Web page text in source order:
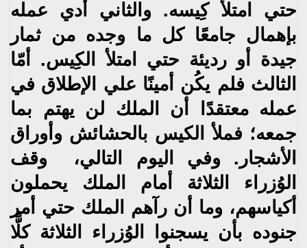
حتي امتلأ كِيسه‮. ‬والثاني أدي عمله
بإهمال جامعًا كل ما وجده من ثمار
جيدة أو رديئة حتي امتلأ الكِيس‮. ‬أمّا
الثالث فلم‮ ‬يكُن أمينًا علي الإطلاق في
عمله معتقدًا أن الملك لن‮ ‬يهتم بما
جمعه؛ فملأ الكيس بالحشائش وأوراق
الأشجار‮. ‬وفي اليوم التالي،‮ ‬ وقف
الوُزراء الثلاثة أمام‮ ‬الملك‮ ‬يحملون
أكياسهم،‮ ‬وما أن رآهم الملك حتي أمر
جنوده بأن‮ ‬يسجنوا الوُزراء الثلاثةكلًّا